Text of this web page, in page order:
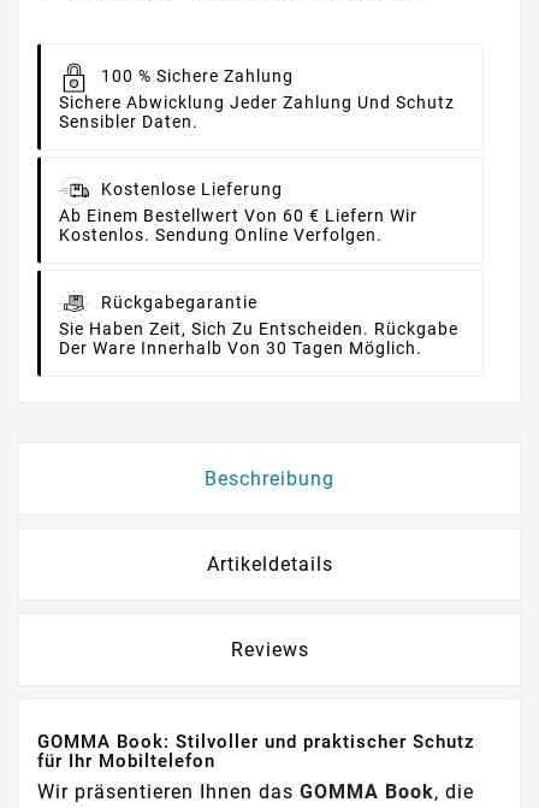
100 % Sichere Zahlung
Sichere Abwicklung Jeder Zahlung Und Schutz
Sensibler Daten.
Kostenlose Lieferung
Ab Einem Bestellwert Von 60 € Liefern Wir
Kostenlos. Sendung Online Verfolgen.
Rückgabegarantie
Sie Haben Zeit, Sich Zu Entscheiden. Rückgabe
Der Ware Innerhalb Von 30 Tagen Möglich.
Beschreibung
Artikeldetails
Reviews
GOMMA Book: Stilvoller und praktischer Schutz
für Ihr Mobiltelefon
Wir präsentieren Ihnen das GOMMA Book, die